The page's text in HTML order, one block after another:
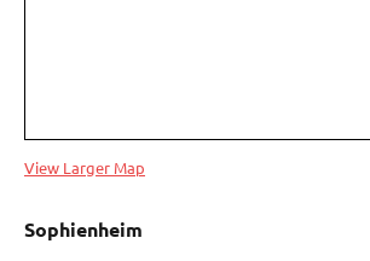
View Larger Map
Sophienheim